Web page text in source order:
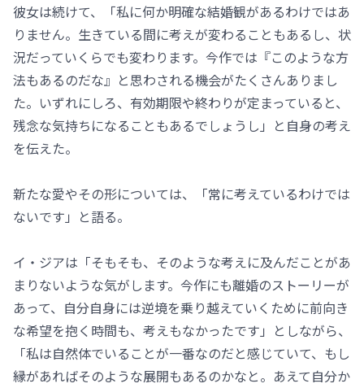
彼女は続けて、「私に何か明確な結婚観があるわけではあ
りません。生きている間に考えが変わることもあるし、状
況だっていくらでも変わります。今作では『このような方
法もあるのだな』と思わされる機会がたくさんありまし
た。いずれにしろ、有効期限や終わりが定まっていると、
残念な気持ちになることもあるでしょうし」と自身の考え
を伝えた。
新たな愛やその形については、「常に考えているわけでは
ないです」と語る。
イ・ジアは「そもそも、そのような考えに及んだことがあ
まりないような気がします。今作にも離婚のストーリーが
あって、自分自身には逆境を乗り越えていくために前向き
な希望を抱く時間も、考えもなかったです」としながら、
「私は自然体でいることが一番なのだと感じていて、もし
縁があればそのような展開もあるのかなと。あえて自分か